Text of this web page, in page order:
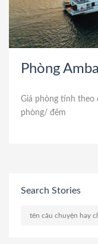
Phòng
Giá phòng tính theo
phòng/ đêm
Search Stories